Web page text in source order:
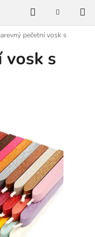
HledatNÁKUPNÍ
pečetní vosk s
vosk s